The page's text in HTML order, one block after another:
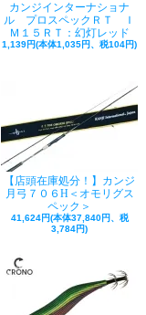
カンジインターナショナ
ル プロスペックＲＴ Ｉ
Ｍ１５ＲＴ：幻灯レッド
1,139円(本体1,035円、税104円)
【店頭在庫処分！】カンジ
月弓７０６H＜オモリグス
ペック＞
41,624円(本体37,840円、税
3,784円)